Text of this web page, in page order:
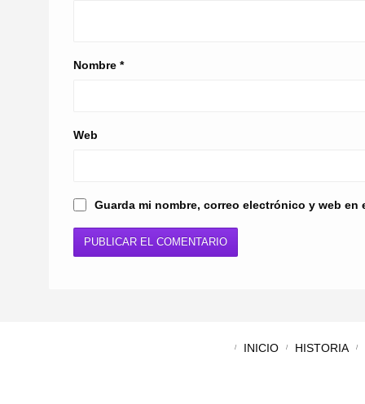
Nombre *
Web
Guarda mi nombre, correo electrónico y web
INICIO HISTORIA